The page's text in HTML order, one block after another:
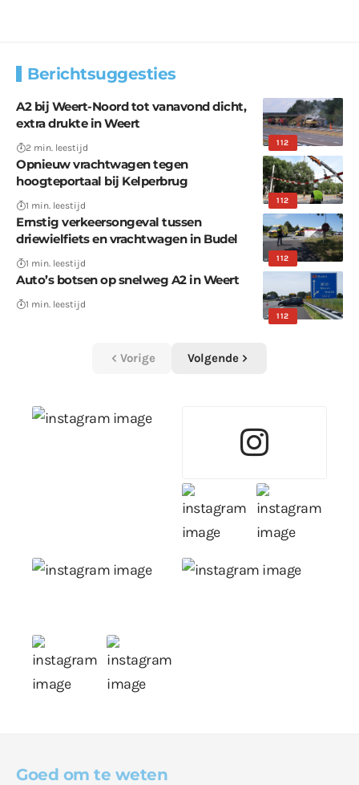
Berichtsuggesties
112
A2 bij Weert-Noord tot vanavond dicht,
extra drukte in Weert
2 min. leestijd
112
Opnieuw vrachtwagen tegen
hoogteportaal bij Kelperbrug
1 min. leestijd
112
Ernstig verkeersongeval tussen
driewielfiets en vrachtwagen in Budel
1 min. leestijd
112
Auto’s botsen op snelweg A2 in Weert
1 min. leestijd
Vorige Volgende
Goed om te weten